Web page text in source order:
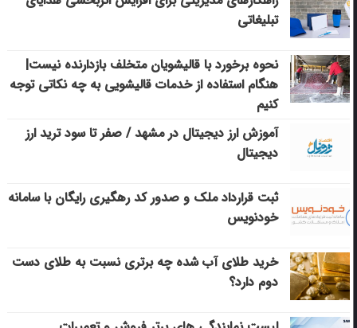
تبلیغاتی
نحوه برخورد با قالیشویان متخلف بازدارنده نیست|
هنگام استفاده از خدمات قالیشویی به چه نکاتی توجه
کنیم
آموزش ارز دیجیتال در مشهد / صفر تا سود ترید ارز
دیجیتال
ثبت قرارداد ملک و صدور کد رهگیری رایگان با سامانه
خودنویس
خرید طلای آب شده چه برتری نسبت به طلای دست
دوم دارد؟